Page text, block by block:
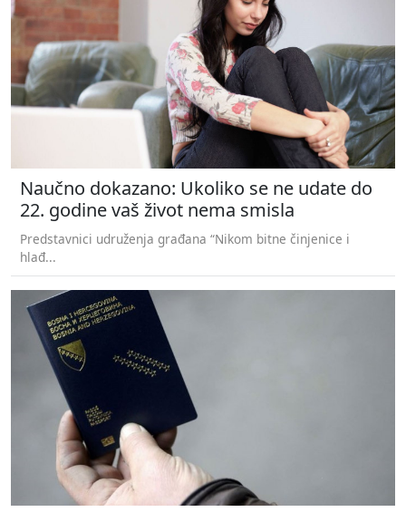
Naučno dokazano: Ukoliko se ne udate do
22. godine vaš život nema smisla
Predstavnici udruženja građana “Nikom bitne činjenice i
hlađ...